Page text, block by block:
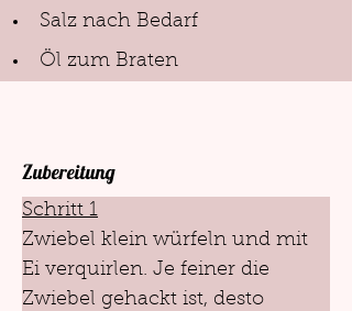
Salz nach Bedarf
Öl zum Braten
Zubereitung
Schritt 1
Zwiebel klein würfeln und mit
Ei verquirlen. Je feiner die
Zwiebel gehackt ist, desto